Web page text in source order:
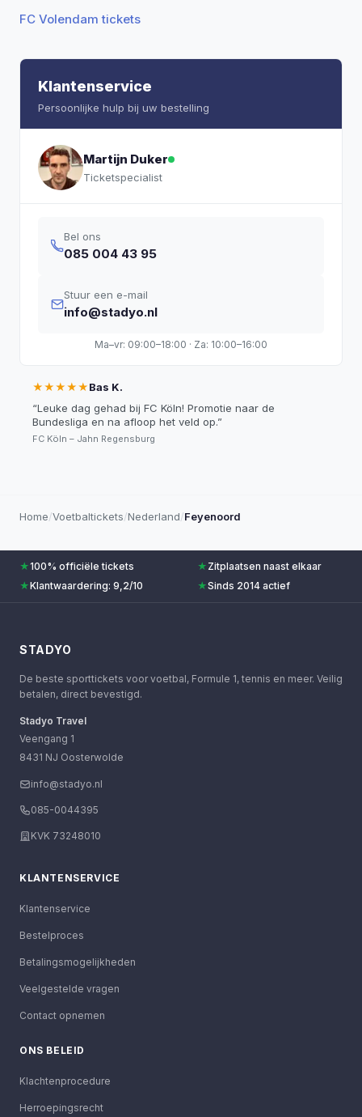
FC Volendam tickets
Klantenservice
Persoonlijke hulp bij uw bestelling
Martijn Duker
Ticketspecialist
Bel ons
085 004 43 95
Stuur een e-mail
info@stadyo.nl
Ma–vr: 09:00–18:00 · Za: 10:00–16:00
★★★★★Bas K.
“Leuke dag gehad bij FC Köln! Promotie naar de
Bundesliga en na afloop het veld op.”
FC Köln – Jahn Regensburg
Home/Voetbaltickets/Nederland/Feyenoord
★100% officiële tickets ★ Zitplaatsen naast elkaar
★Klantwaardering: 9,2/10 ★Sinds 2014 actief
STADYO
De beste sporttickets voor voetbal, Formule 1, tennis en meer. Veilig
betalen, direct bevestigd.
Stadyo Travel
Veengang 1
8431 NJ Oosterwolde
info@stadyo.nl
085-0044395
KVK 73248010
KLANTENSERVICE
Klantenservice
Bestelproces
Betalingsmogelijkheden
Veelgestelde vragen
Contact opnemen
ONS BELEID
Klachtenprocedure
Herroepingsrecht